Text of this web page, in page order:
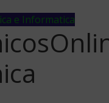
e Informatica